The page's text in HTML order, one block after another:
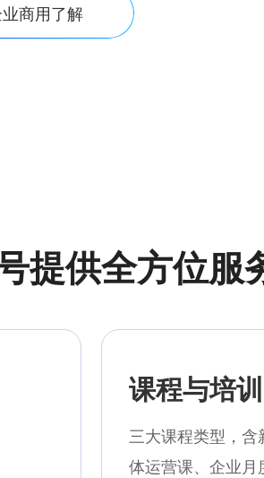
商用了解
提供全方位服
课程与培训
三大课程类型，
体运营课、企业月